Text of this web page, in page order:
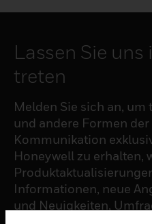
Lassen Sie
treten
Melden Sie sich an,
und andere Formen
Kommunikation
Honeywell zu erhalten,
Informationen, neue
und Neuigkeiten,